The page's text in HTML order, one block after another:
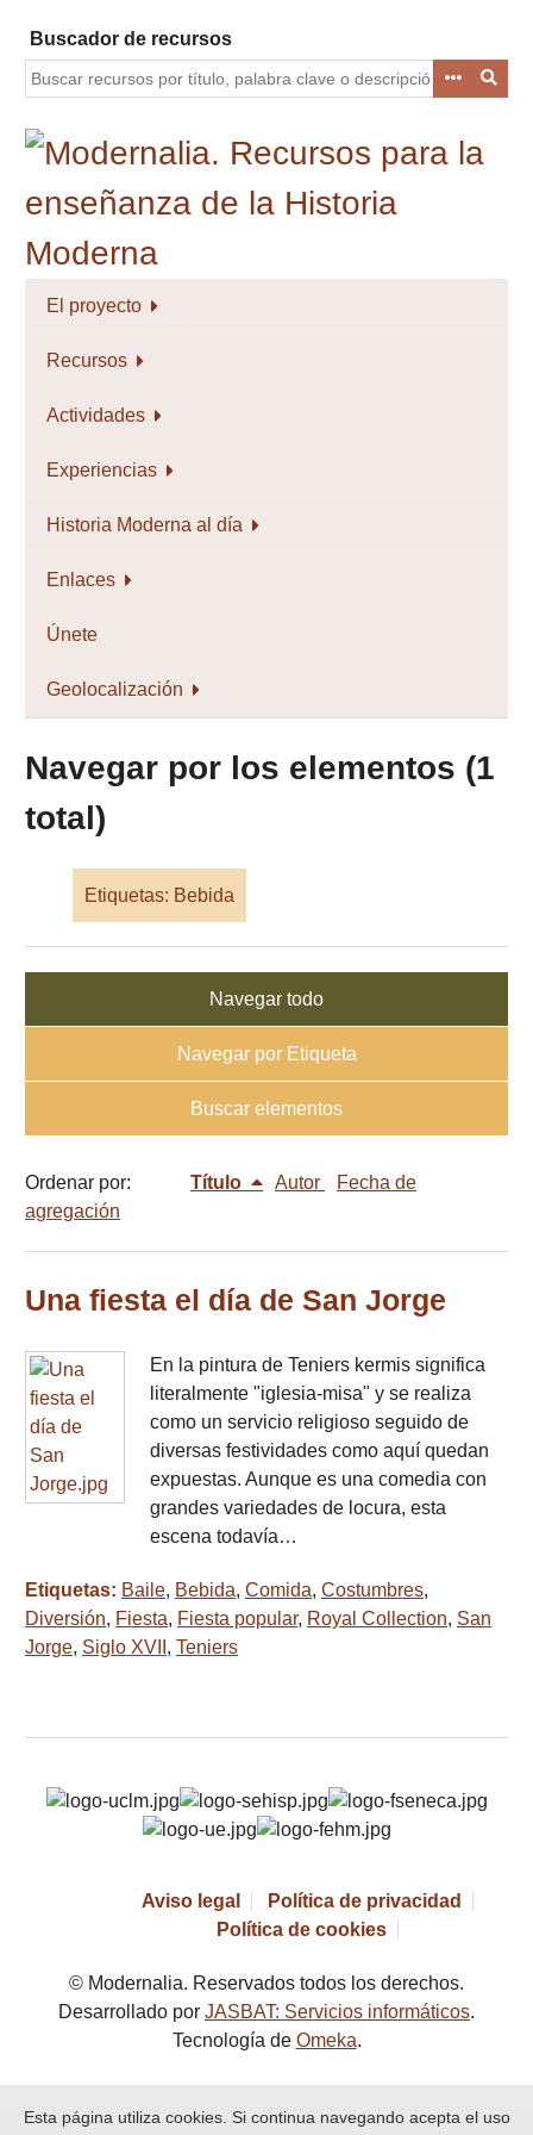
contenido
principal
Buscador de recursos
El proyecto
Recursos
Actividades
Experiencias
Historia Moderna al día
Enlaces
Únete
Geolocalización
Navegar por los elementos (1
total)
Etiquetas: Bebida
Navegar todo
Navegar por Etiqueta
Buscar elementos
Ordenar por: Título Autor
Fecha de
agregación
Una fiesta el día de San Jorge
En la pintura de Teniers kermis significa
literalmente "iglesia-misa" y se realiza
como un servicio religioso seguido de
diversas festividades como aquí quedan
expuestas. Aunque es una comedia con
grandes variedades de locura, esta
escena todavía…
Etiquetas: Baile, Bebida, Comida, Costumbres,
Diversión, Fiesta, Fiesta popular, Royal Collection, San
Jorge, Siglo XVII , Teniers
Aviso legal
Política de privacidad
Política de cookies
© Modernalia. Reservados todos los derechos.
Desarrollado por JASBAT: Servicios informáticos.
Tecnología de Omeka.
Esta página utiliza cookies. Si continua navegando acepta el uso